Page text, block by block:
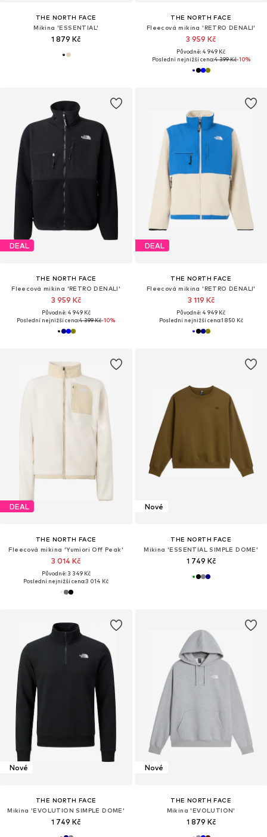
THE NORTH FACE
Mikina 'ESSENTIAL'
1 879 Kč
THE NORTH FACE
Fleecová mikina 'RETRO DENALI'
3 959 Kč
Původně: 4 949 Kč
Poslední nejnižší cena:4 399 Kč-10%
DEAL
THE NORTH FACE
Fleecová mikina 'RETRO DENALI'
3 959 Kč
Původně: 4 949 Kč
Poslední nejnižší cena:4 399 Kč-10%
DEAL
THE NORTH FACE
Fleecová mikina 'RETRO DENALI'
3 119 Kč
Původně: 4 949 Kč
Poslední nejnižší cena:1 850 Kč
DEAL
THE NORTH FACE
Fleecová mikina 'Yumiori Off Peak'
3 014 Kč
Původně: 3 349 Kč
Poslední nejnižší cena:3 014 Kč
Nové
THE NORTH FACE
Mikina 'ESSENTIAL SIMPLE DOME'
1 749 Kč
Nové
THE NORTH FACE
Mikina 'EVOLUTION SIMPLE DOME'
1 749 Kč
Nové
THE NORTH FACE
Mikina 'EVOLUTION'
1 879 Kč